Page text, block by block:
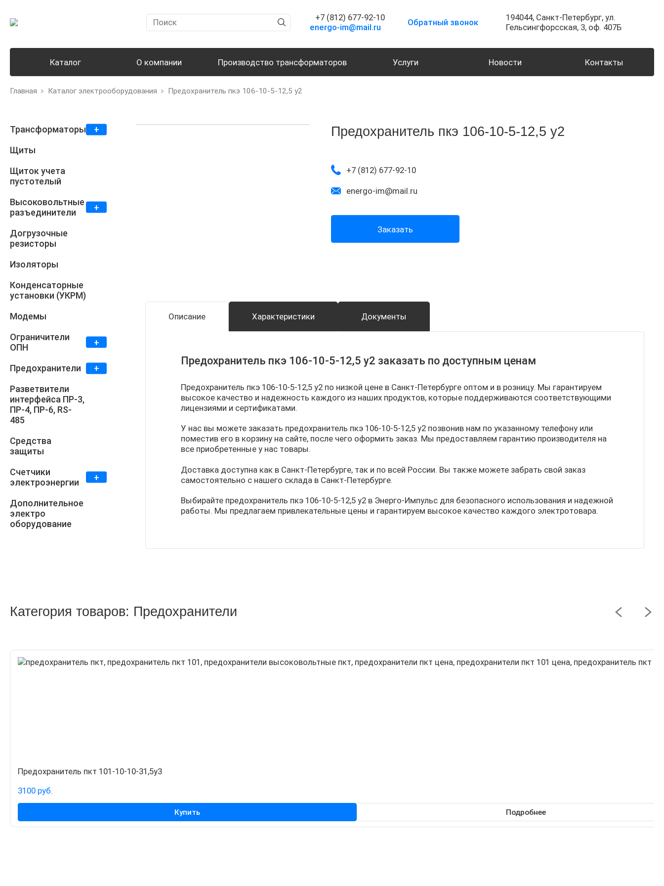
+7 (812) 677-92-10
energo-im@mail.ru
Обратный звонок 194044, Санкт-Петербург,ул.
Гельсингфорсская, 3, оф. 407Б
Каталог О компании Производство трансформаторов Услуги Новости Контакты
Главная Каталог электрооборудования Предохранитель пкэ 106-10-5-12,5 у2
Трансформаторы
Щиты
Щиток учета
пустотелый
Высоковольтные
разъединители
Догрузочные
резисторы
Изоляторы
Конденсаторные
установки (УКРМ)
Модемы
Ограничители
ОПН
Предохранители
Разветвители
интерфейса ПР-3,
ПР-4, ПР-6, RS-
485
Средства
защиты
Счетчики
электроэнергии
Дополнительное
электро
оборудование
Предохранитель пкэ 106-10-5-12,5 у2
+7 (812) 677-92-10
energo-im@mail.ru
Заказать
Описание Характеристики Документы
Предохранитель пкэ 106-10-5-12,5 у2 заказать по доступным ценам
Предохранитель пкэ 106-10-5-12,5 у2 по низкой цене в Санкт-Петербурге оптом и в розницу. Мы гарантируем
высокое качество и надежность каждого из наших продуктов, которые поддерживаются соответствующими
лицензиями и сертификатами.
У нас вы можете заказать предохранитель пкэ 106-10-5-12,5 у2 позвонив нам по указанному телефону или
поместив его в корзину на сайте, после чего оформить заказ. Мы предоставляем гарантию производителя на
все приобретенные у нас товары.
Доставка доступна как в Санкт-Петербурге, так и по всей России. Вы также можете забрать свой заказ
самостоятельно с нашего склада в Санкт-Петербурге.
Выбирайте предохранитель пкэ 106-10-5-12,5 у2 в Энерго-Импульс для безопасного использования и надежной
работы. Мы предлагаем привлекательные цены и гарантируем высокое качество каждого электротовара.
Категория товаров: Предохранители
Предохранитель пкт 101-10-10-31,5у3
3100 руб.
Купить Подробнее